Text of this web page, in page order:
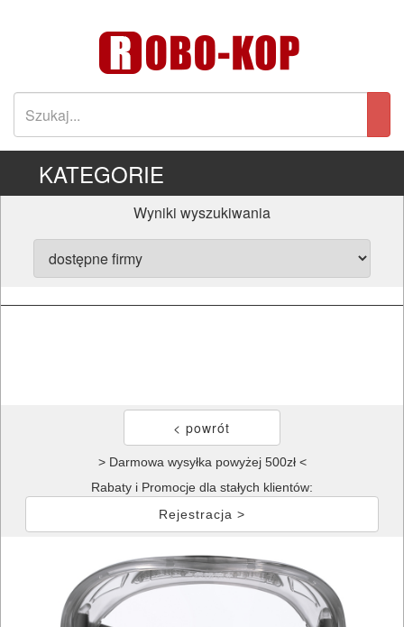
KATEGORIE
Wyniki wyszukiwania
> Darmowa wysyłka powyżej 500zł <
Rabaty i Promocje dla stałych klientów:
Rejestracja >